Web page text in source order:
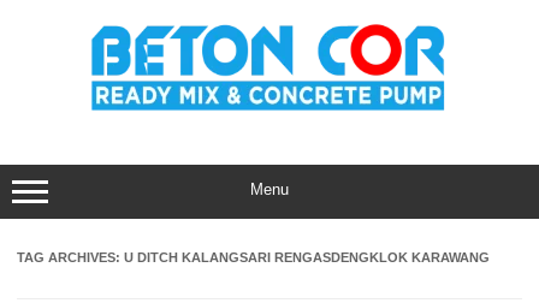
Menu
TAG ARCHIVES: U DITCH KALANGSARI RENGASDENGKLOK KARAWANG